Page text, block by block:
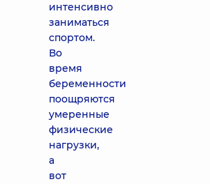
интенсивно
заниматься
спортом.
Во
время
беременности
поощряются
умеренные
физические
нагрузки,
а
вот